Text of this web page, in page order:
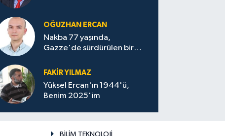
OĞUZHAN ERCAN
Nakba 77 yaşında,
Gazze'de sürdürülen bir
FAKİR YILMAZ
Yüksel Ercan'ın 1944'ü,
Benim 2025'im
BİLİM TEKNOLOJİ